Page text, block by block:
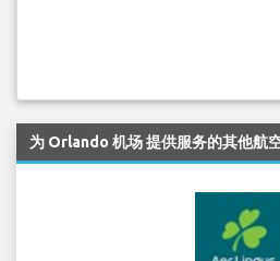
为 Orlando 机场 提供服务的其他航